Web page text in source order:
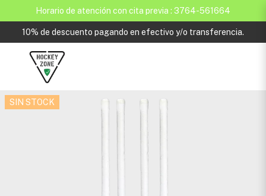
Horario de atención con cita previa : 3764-561664
10% de descuento pagando en efectivo y/o transferencia.
SIN STOCK